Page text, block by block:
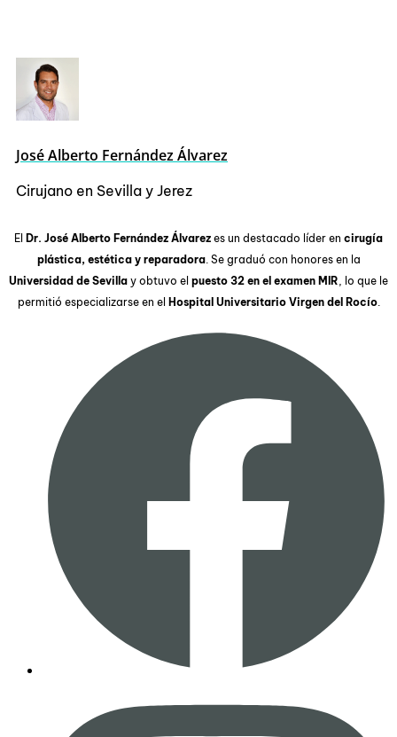
José Alberto Fernández Álvarez
Cirujano en Sevilla y Jerez
El Dr. José Alberto Fernández Álvarez es un destacado líder en cirugía
plástica, estética y reparadora. Se graduó con honores en la
Universidad de Sevilla y obtuvo el puesto 32 en el examen MIR, lo que le
permitió especializarse en el Hospital Universitario Virgen del Rocío.